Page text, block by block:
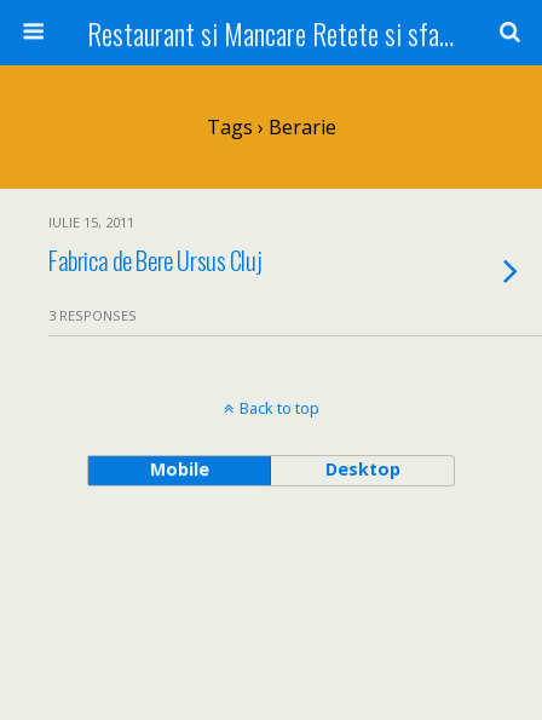
Restaurant si Mancare Retete si sfaturi Picant bun si rapid
Tags › Berarie
IULIE 15, 2011
Fabrica de Bere Ursus Cluj
3 RESPONSES
Back to top
Mobile Desktop